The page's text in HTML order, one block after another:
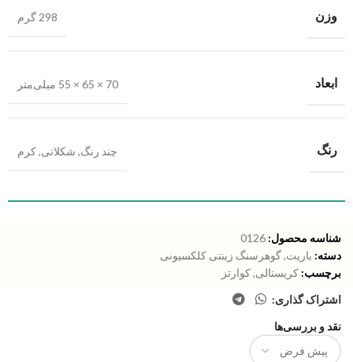
وزن 298 گرم
ابعاد 70 × 65 × 55 میلی‌متر
رنگ چند رنگ, شکلاتی,کرم
شناسه محصول: 0126
دسته: باریت,گوهرسنگ زینتی کلکسیونی
برچسب: کریستالی,کوارتز
اشتراک گذاری:
نقد و بررسی‌ها